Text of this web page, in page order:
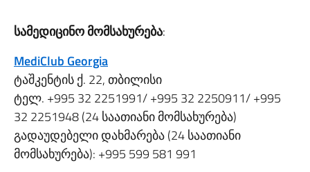
სამედიცინო მომსახურება:
MediClub Georgia
ტაშკენტის ქ. 22, თბილისი
ტელ. +995 32 2251991/ +995 32 2250911/ +995
32 2251948 (24 საათიანი მომსახურება)
გადაუდებელი დახმარება (24 საათიანი
მომსახურება): +995 599 581 991